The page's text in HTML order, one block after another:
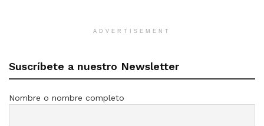
ADVERTISEMENT
Suscríbete a nuestro Newsletter
Nombre o nombre completo